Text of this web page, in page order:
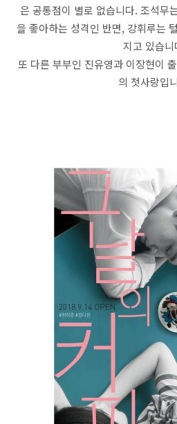
은 공통점이 별로 없습니다. 조석무
을 좋아하는 성격인 반면, 강휘루는
지고 있습니
또 다른 부부인 진유영과 이장현이
의 첫사랑입